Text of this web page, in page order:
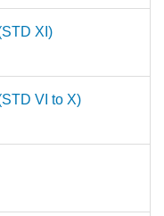
XI)
VI to X)